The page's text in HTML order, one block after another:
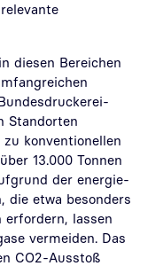
diesen Bereichen
Standorten
konventionellen
13.000 Tonnen
der energie-
die etwa besonders
lassen
vermeiden. Das
CO2-Ausstoß